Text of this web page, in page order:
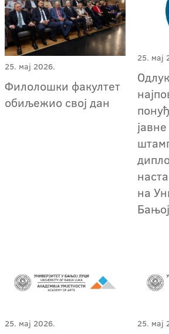
25. мај 2026.
Филолошки факултет
обиљежио свој дан
25. мај
на
25. мај 2026. 25. мај